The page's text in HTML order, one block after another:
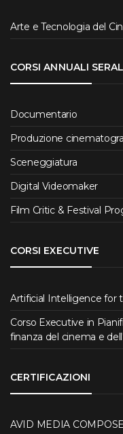
Arte e Tecnologia del
CORSI ANNUALI
Documentario
Produzione
Sceneggiatura
Digital Videomaker
Film Critic & Festival
CORSI EXECUTIVE
Artificial Intelligence for
Corso Executive in
finanza del cinema e
CERTIFICAZIONI
AVID MEDIA